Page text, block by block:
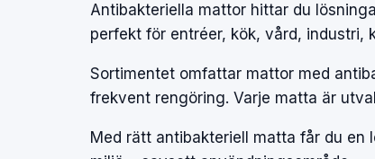
Antibakteriella mattor hittar du
perfekt för entréer, kök, vård, industri,
Sortimentet omfattar mattor med
frekvent rengöring. Varje matta är
Med rätt antibakteriell matta får du en